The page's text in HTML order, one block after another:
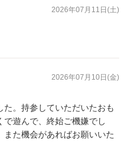
2026年07月11日(土)
2026年07月10日(金)
。持参していただいたおも
で遊んで、終始ご機嫌でし
た機会があればお願いいた